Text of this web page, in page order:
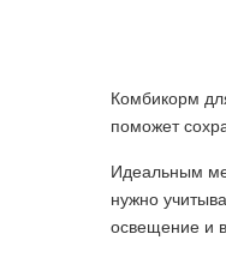
Комбикорм
поможет
Идеальным
нужно
освещение и